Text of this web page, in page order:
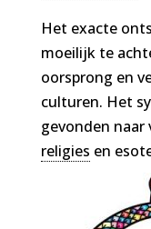
Het exacte
moeilijk te
oorsprong en
culturen. Het
gevonden
religies en